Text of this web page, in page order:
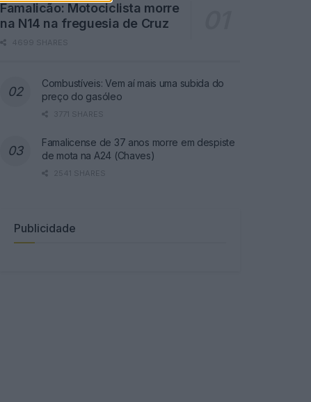
Famalicão: Motociclista morre
na N14 na freguesia de Cruz
4699 SHARES
Combustíveis: Vem aí mais uma subida do
preço do gasóleo
3771 SHARES
Famalicense de 37 anos morre em despiste
de mota na A24 (Chaves)
2541 SHARES
Publicidade